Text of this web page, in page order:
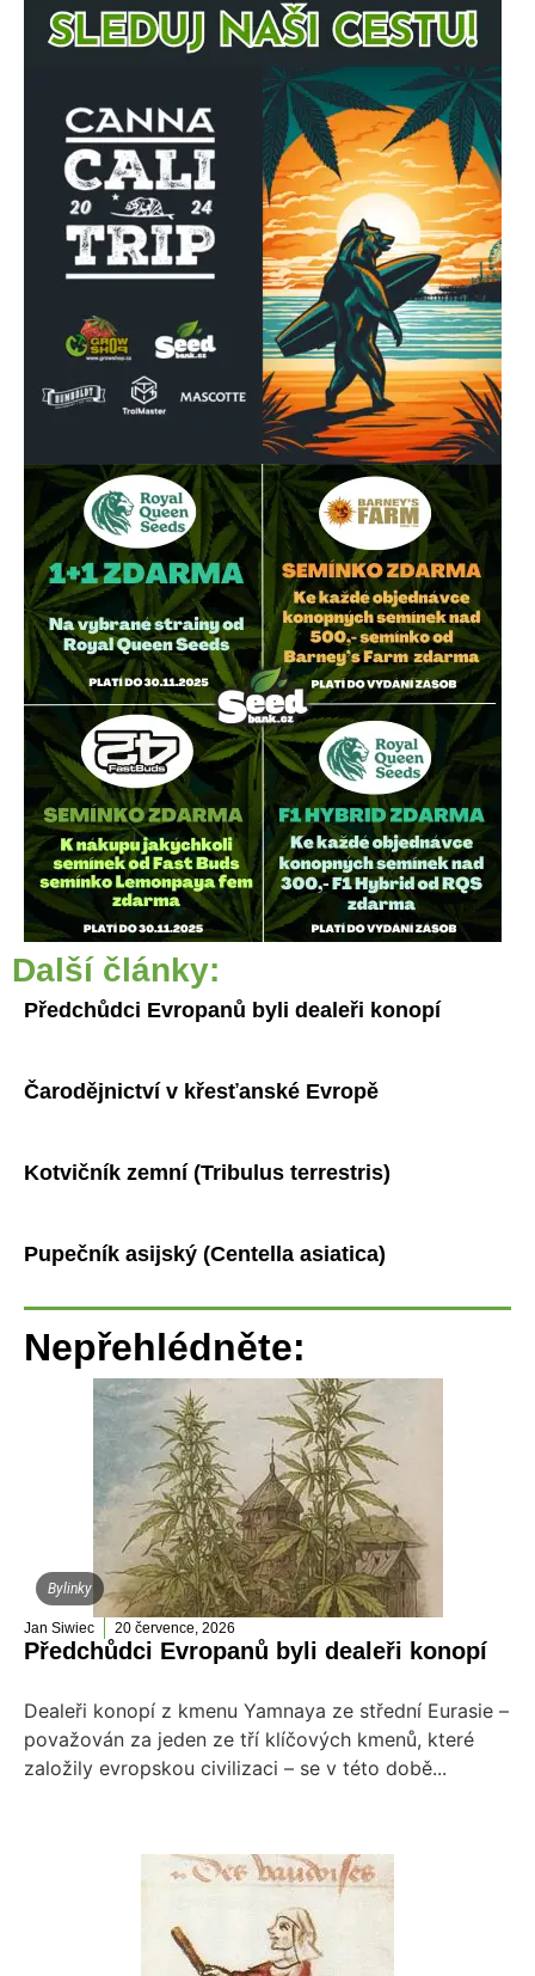
Další články:
Předchůdci Evropanů byli dealeři konopí
Čarodějnictví v křesťanské Evropě
Kotvičník zemní (Tribulus terrestris)
Pupečník asijský (Centella asiatica)
Nepřehlédněte:
Bylinky
Jan Siwiec 20 července, 2026
Předchůdci Evropanů byli dealeři konopí
Dealeři konopí z kmenu Yamnaya ze střední Eurasie –
považován za jeden ze tří klíčových kmenů, které
založily evropskou civilizaci – se v této době...